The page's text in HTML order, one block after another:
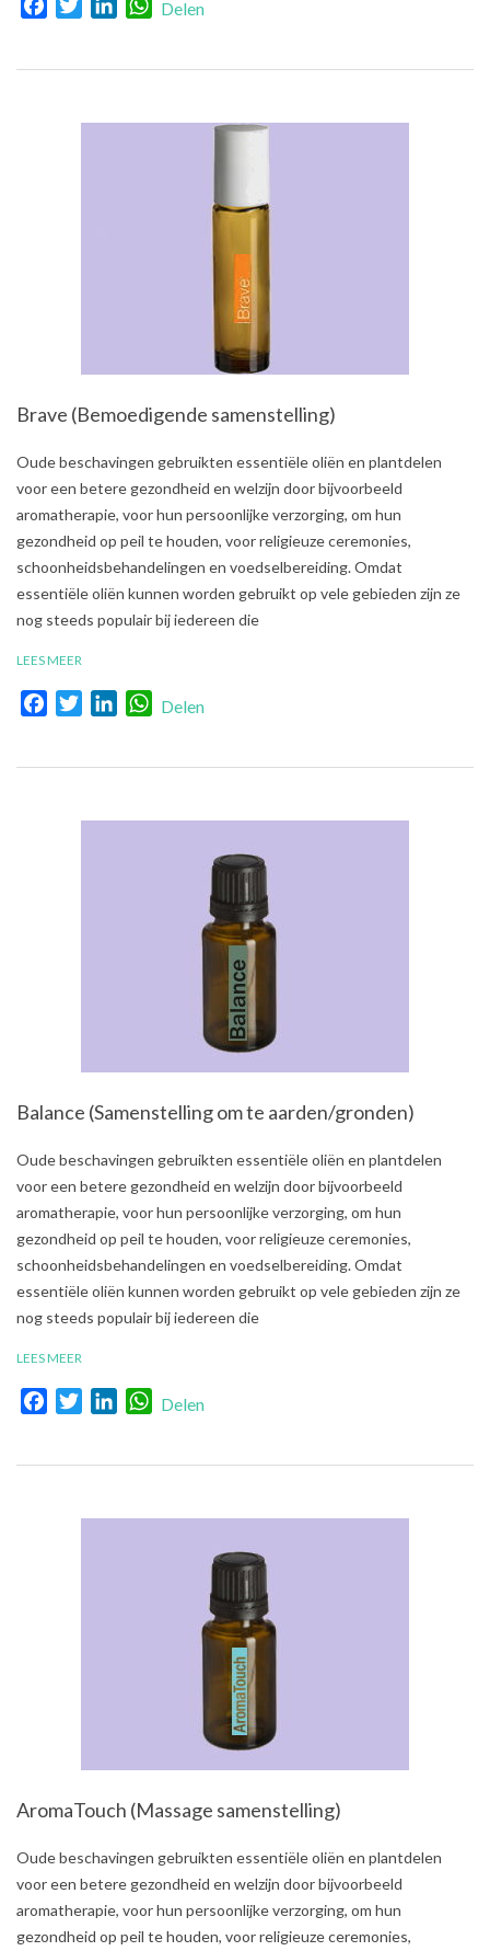
FacebookTwitterLinkedInWhatsApp
Delen
Brave (Bemoedigende samenstelling)
2021-
Oude beschavingen gebruikten essentiële oliën en plantdelen
voor een betere gezondheid en welzijn door bijvoorbeeld
aromatherapie, voor hun persoonlijke verzorging, om hun
gezondheid op peil te houden, voor religieuze ceremonies,
schoonheidsbehandelingen en voedselbereiding. Omdat
essentiële oliën kunnen worden gebruikt op vele gebieden zijn ze
nog steeds populair bij iedereen die
LEES MEER
FacebookTwitterLinkedInWhatsApp
Delen
Balance (Samenstelling om te aarden/gronden)
2021-
Oude beschavingen gebruikten essentiële oliën en plantdelen
voor een betere gezondheid en welzijn door bijvoorbeeld
aromatherapie, voor hun persoonlijke verzorging, om hun
gezondheid op peil te houden, voor religieuze ceremonies,
schoonheidsbehandelingen en voedselbereiding. Omdat
essentiële oliën kunnen worden gebruikt op vele gebieden zijn ze
nog steeds populair bij iedereen die
LEES MEER
FacebookTwitterLinkedInWhatsApp
Delen
AromaTouch (Massage samenstelling)
2021-
Oude beschavingen gebruikten essentiële oliën en plantdelen
voor een betere gezondheid en welzijn door bijvoorbeeld
aromatherapie, voor hun persoonlijke verzorging, om hun
gezondheid op peil te houden, voor religieuze ceremonies,